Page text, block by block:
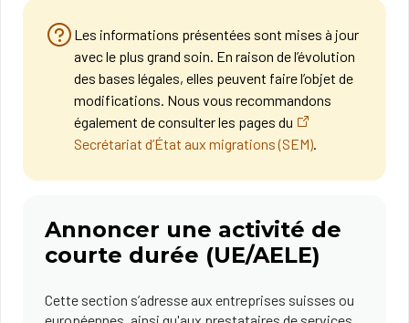
Les informations présentées sont mises à jour
avec le plus grand soin. En raison de l’évolution
des bases légales, elles peuvent faire l’objet de
modifications. Nous vous recommandons
également de consulter les pages du
Secrétariat d’État aux migrations (SEM).
Annoncer une activité de
courte durée (UE/AELE)
Cette section s’adresse aux entreprises suisses ou